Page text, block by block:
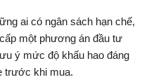
ai có ngân sách hạn chế,
một phương án đầu tư
ý mức độ khấu hao đáng
trước khi mua.